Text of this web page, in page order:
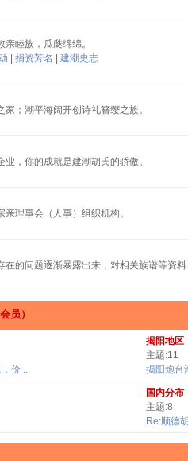
睦族，瓜瓞绵绵。
捐资芳名
建潮史志
；潮平海阔开创诗礼簪缨之族。
业，你的成就是建潮胡氏的骄傲。
理事会（人事）组织机构。
在的问题逐渐暴露出来，对相关族谱等资
员）
价 ..
揭阳地区
主题:11
揭阳炮台
国内分布
主题:8
Re:顺德